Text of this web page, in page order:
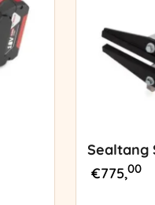
Sealtang
€775,00